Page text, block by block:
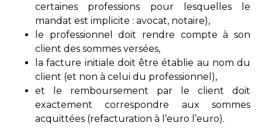
certaines professions pour lesquelles le
mandat est implicite : avocat, notaire),
le professionnel doit rendre compte à son
client des sommes versées,
la facture initiale doit être établie au nom du
client (et non à celui du professionnel),
et le remboursement par le client doit
exactement correspondre aux sommes
acquittées (refacturation à l’euro l’euro).